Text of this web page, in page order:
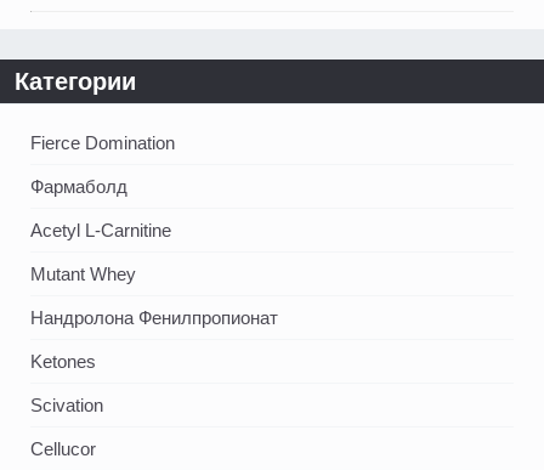
Категории
Fierce Domination
Фармаболд
Acetyl L-Carnitine
Mutant Whey
Нандролона Фенилпропионат
Ketones
Scivation
Cellucor